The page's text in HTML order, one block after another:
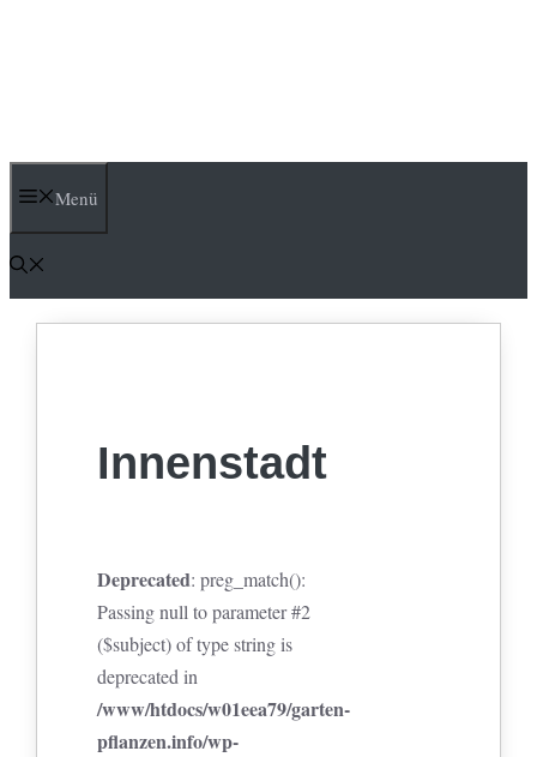
Menü
Innenstadt
Deprecated: preg_match():
Passing null to parameter #2
($subject) of type string is
deprecated in
/www/htdocs/w01eea79/garten-
pflanzen.info/wp-